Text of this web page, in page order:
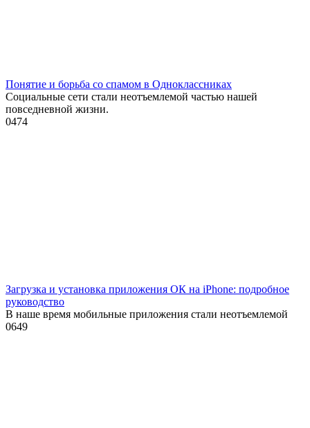
Понятие и борьба со спамом в Одноклассниках
Социальные сети стали неотъемлемой частью нашей
повседневной жизни.
0474
Загрузка и установка приложения ОК на iPhone: подробное
руководство
В наше время мобильные приложения стали неотъемлемой
0649